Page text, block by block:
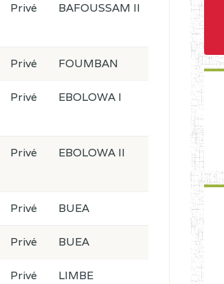
Privé BAFOUSSAM II
Privé FOUMBAN
Privé EBOLOWA I
Privé EBOLOWA II
Privé BUEA
Privé BUEA
Privé LIMBE